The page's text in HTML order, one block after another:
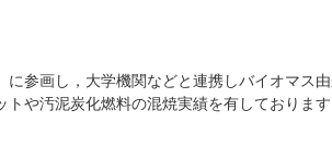
参画し，大学機関などと連携しバイオマス
や汚泥炭化燃料の混焼実績を有しております